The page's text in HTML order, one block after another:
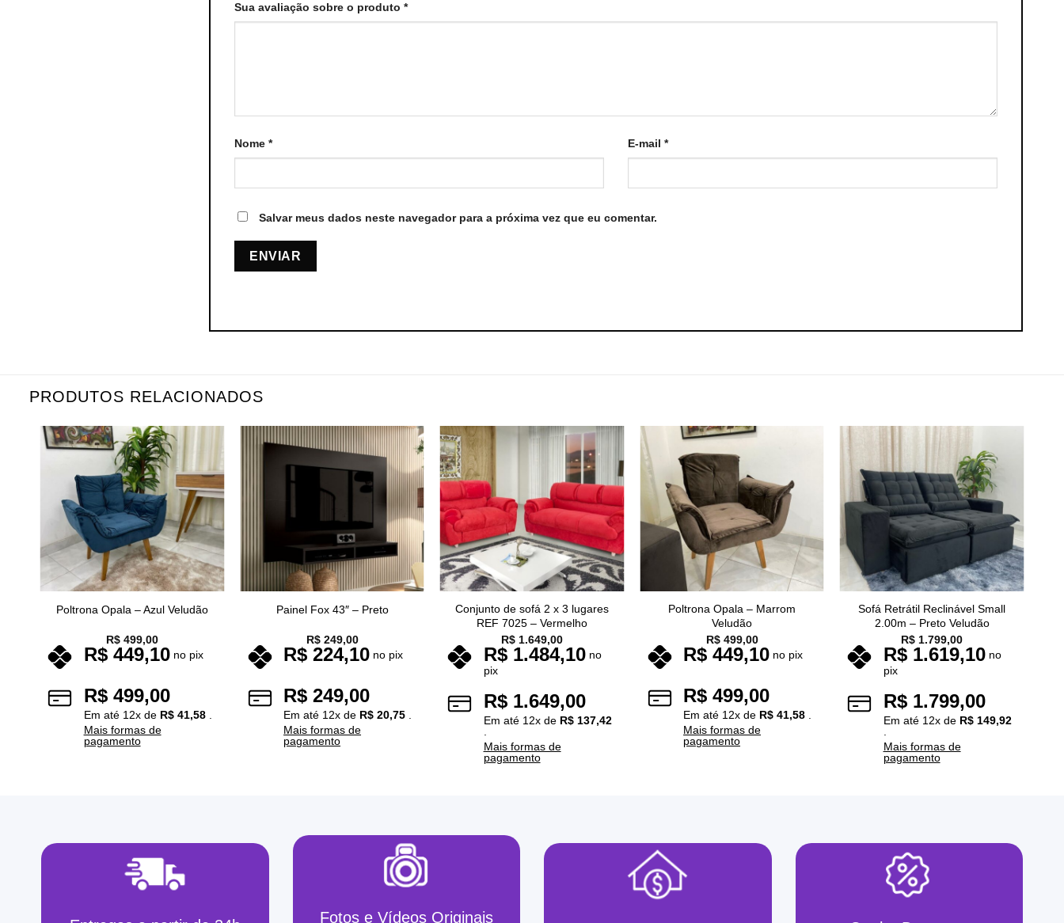
Sua avaliação sobre o produto *
Nome * E-mail *
Salvar meus dados neste navegador para a próxima vez que eu comentar.
PRODUTOS RELACIONADOS
Poltrona Opala – Azul Veludão
R$ 499,00
R$449,10 no pix
R$499,00
Em até 12x de R$41,58.
Mais formas de
pagamento
Painel Fox 43″ – Preto
R$249,00
R$ 224,10 no pix
R$ 249,00
Em até 12x de R$ 20,75
Mais formas de
pagamento
Conjunto de sofá 2 x 3 lugares
REF 7025 – Vermelho
R$ 1.649,00
R$1.484,10 no
pix
R$1.649,00
Em até 12x de R$137,42
Mais formas de
pagamento
Poltrona Opala – Marrom
Veludão
R$499,00
R$ 449,10 no pix
R$ 499,00
Em até 12x de R$ 41,58
Mais formas de
pagamento
Sofá Retrátil Reclinável Small
2.00m – Preto Veludão
R$ 1.799,00
R$1.619,10 no
pix
R$1.799,00
Em até 12x de R$149,92
Mais formas de
pagamento
Fotos e Vídeos Originais